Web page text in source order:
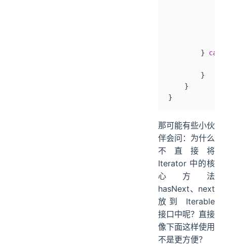
        }
        }
    }
}
那可能有些小伙
伴会问：为什么
不直接将
Iterator 中的核
心方法
hasNext、next
放到 Iterable
接口中呢？直接
像下面这样使用
不是更方便？